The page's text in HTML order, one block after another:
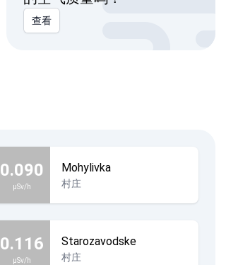
查看
0.090
µSv/h
Mohylivka
村庄
0.116
µSv/h
Starozavodske
村庄